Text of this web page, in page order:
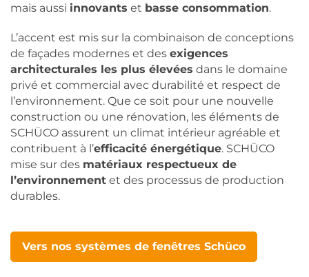
mais aussi innovants et basse consommation.
L’accent est mis sur la combinaison de conceptions
de façades modernes et des exigences
architecturales les plus élevées dans le domaine
privé et commercial avec durabilité et respect de
l’environnement. Que ce soit pour une nouvelle
construction ou une rénovation, les éléments de
SCHÜCO assurent un climat intérieur agréable et
contribuent à l’efficacité énergétique. SCHÜCO
mise sur des matériaux respectueux de
l’environnement et des processus de production
durables.
Vers nos systèmes de fenêtres Schüco